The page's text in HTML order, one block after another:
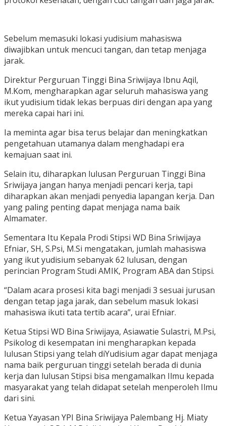
Sebelum memasuki lokasi yudisium mahasiswa
diwajibkan untuk mencuci tangan, dan tetap menjaga
jarak.
Direktur Perguruan Tinggi Bina Sriwijaya Ibnu Aqil,
M.Kom, mengharapkan agar seluruh mahasiswa yang
ikut yudisium tidak lekas berpuas diri dengan apa yang
mereka capai hari ini.
Ia meminta agar bisa terus belajar dan meningkatkan
pengetahuan utamanya dalam menghadapi era
kemajuan saat ini.
Selain itu, diharapkan lulusan Perguruan Tinggi Bina
Sriwijaya jangan hanya menjadi pencari kerja, tapi
diharapkan akan menjadi penyedia lapangan kerja. Dan
yang paling penting dapat menjaga nama baik
Almamater.
Sementara Itu Kepala Prodi Stipsi WD Bina Sriwijaya
Efniar, SH, S.Psi, M.Si mengatakan, jumlah mahasiswa
yang ikut yudisium sebanyak 62 lulusan, dengan
perincian Program Studi AMIK, Program ABA dan Stipsi.
“Dalam acara prosesi kita bagi menjadi 3 sesuai jurusan
dengan tetap jaga jarak, dan sebelum masuk lokasi
mahasiswa ikuti tata tertib acara”, urai Efniar.
Ketua Stipsi WD Bina Sriwijaya, Asiawatie Sulastri, M.Psi,
Psikolog di kesempatan ini mengharapkan kepada
lulusan Stipsi yang telah diYudisium agar dapat menjaga
nama baik perguruan tinggi setelah berada di dunia
kerja dan lulusan Stipsi bisa mengamalkan Ilmu kepada
masyarakat yang telah didapat setelah menperoleh Ilmu
dari sini.
Ketua Yayasan YPI Bina Sriwijaya Palembang Hj. Miaty